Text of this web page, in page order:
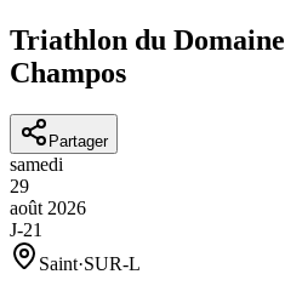
Triathlon du
Champos
Partager
samedi
29
août 2026
J-21
Saint·SUR-L